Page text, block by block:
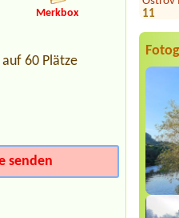
Termin
1 stan/
3x
Lido
Merkbox
60 Plätze
senden